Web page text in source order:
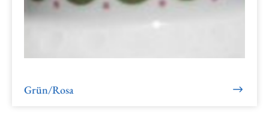
Grün/Rosa